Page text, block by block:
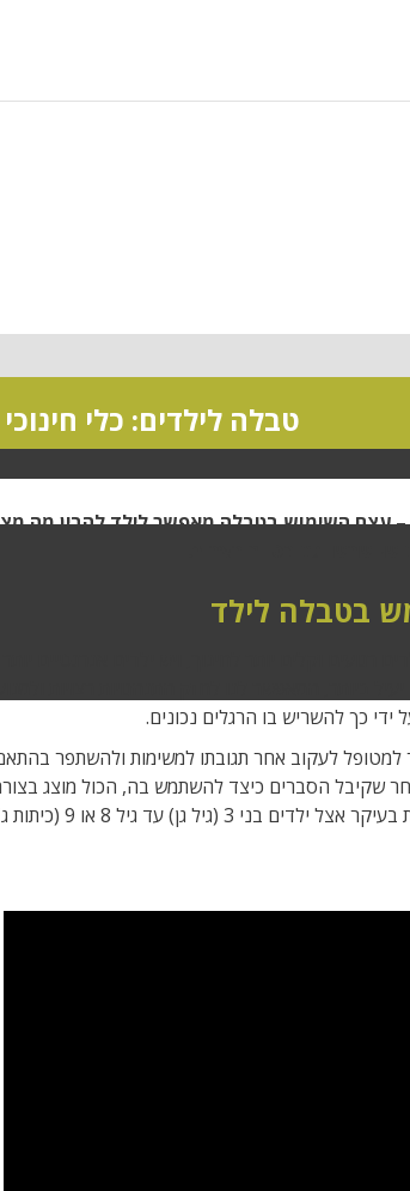
טבלה לילדים: כלי
– עצם השימוש בטבלה מאפשר לילד להבין מה
בטבלה לילד
רגועים וקלים יותר לחינוך, ויש ילדים
כך להשריש בו הרגלים נכונים.
למטופל לעקוב אחר תגובתו למשימות ולהשתפר
שקיבל הסברים כיצד להשתמש בה, הכול מוצג
(גיל גן) עד גיל 8 או 9 (כיתות ג'-ד').